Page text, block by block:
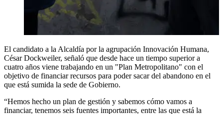
El candidato a la Alcaldía por la agrupación Innovación Humana,
César Dockweiler, señaló que desde hace un tiempo superior a
cuatro años viene trabajando en un "Plan Metropolitano" con el
objetivo de financiar recursos para poder sacar del abandono en el
que está sumida la sede de Gobierno.
“Hemos hecho un plan de gestión y sabemos cómo vamos a
financiar, tenemos seis fuentes importantes, entre las que está la